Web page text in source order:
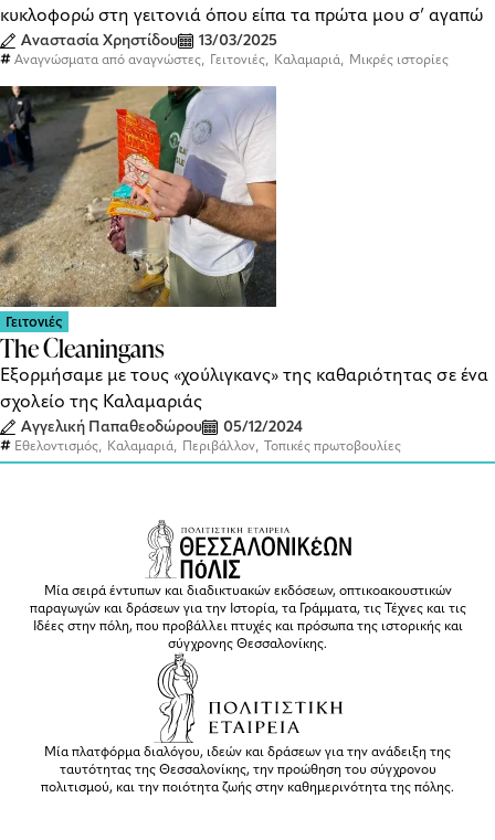
κυκλοφορώ στη γειτονιά όπου είπα τα πρώτα μου σ’ αγαπώ
Αναστασία Χρηστίδου 13/03/2025
Αναγνώσματα από αναγνώστες, Γειτονιές, Καλαμαριά, Μικρές ιστορίες
Γειτονιές
The Cleaningans
Εξορμήσαμε με τους «χούλιγκανς» της καθαριότητας σε ένα
σχολείο της Καλαμαριάς
Αγγελική Παπαθεοδώρου 05/12/2024
Εθελοντισμός, Καλαμαριά, Περιβάλλον, Τοπικές πρωτοβουλίες
Μία σειρά έντυπων και διαδικτυακών εκδόσεων, οπτικοακουστικών
παραγωγών και δράσεων για την Ιστορία, τα Γράμματα, τις Τέχνες και τις
Ιδέες στην πόλη, που προβάλλει πτυχές και πρόσωπα της ιστορικής και
σύγχρονης Θεσσαλονίκης.
Μία πλατφόρμα διαλόγου, ιδεών και δράσεων για την ανάδειξη της
ταυτότητας της Θεσσαλονίκης, την προώθηση του σύγχρονου
πολιτισμού, και την ποιότητα ζωής στην καθημερινότητα της πόλης.